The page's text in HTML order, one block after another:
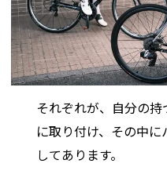
それぞれが、自分の
に取り付け、その中
してあります。